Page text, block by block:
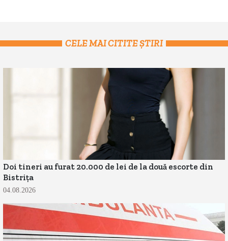
CELE MAI CITITE ȘTIRI
Doi tineri au furat 20.000 de lei de la două escorte din
Bistrița
04.08.2026